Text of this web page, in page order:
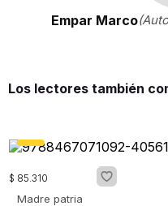
Empar Marco
Los lectores también
$ 85.310
Madre patria